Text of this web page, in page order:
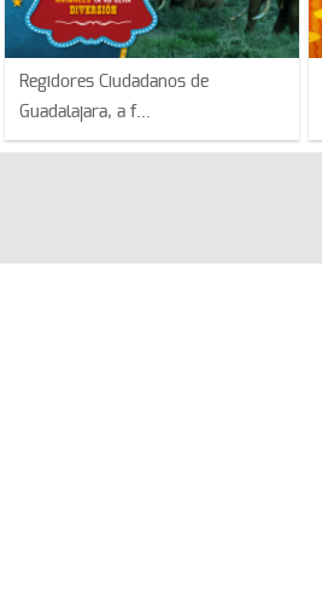
Regidores Ciudadanos de
Guadalajara, a f...